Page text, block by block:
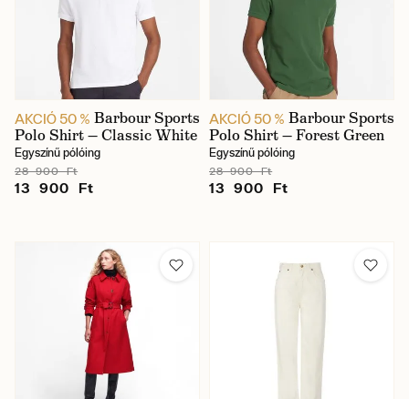
AKCIÓ 50 % Barbour Sports
Polo Shirt — Classic White
Egyszínű pólóing
28 900 Ft
13 900 Ft
AKCIÓ 50 % Barbour Sports
Polo Shirt — Forest Green
Egyszínű pólóing
28 900 Ft
13 900 Ft